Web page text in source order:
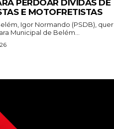
PERDOAR DÍVIDAS DE
E MOTOFRETISTAS
Igor Normando (PSDB), quer
Municipal de Belém...